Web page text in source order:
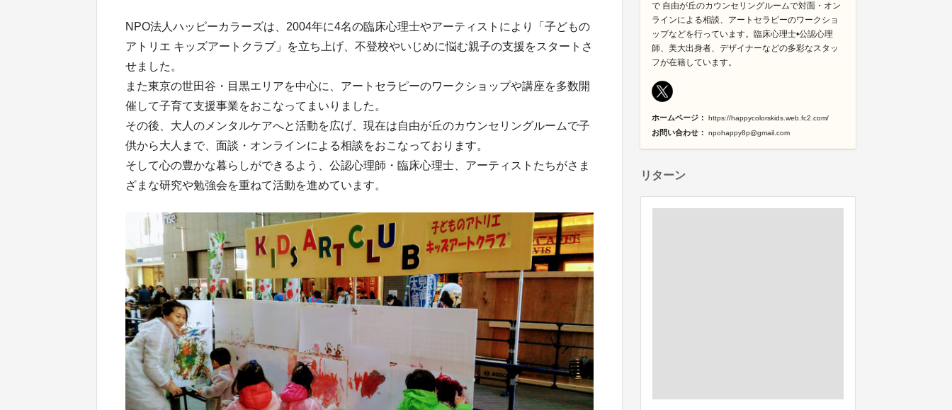
NPO法人ハッピーカラーズは、2004年に4名の臨床心理士やアーティストにより「子どもの
アトリエ キッズアートクラブ」を立ち上げ、不登校やいじめに悩む親子の支援をスタートさ
せました。
また東京の世田谷・目黒エリアを中心に、アートセラピーのワークショップや講座を多数開
催して子育て支援事業をおこなってまいりました。
その後、大人のメンタルケアへと活動を広げ、現在は自由が丘のカウンセリングルームで子
供から大人まで、面談・オンラインによる相談をおこなっております。
そして心の豊かな暮らしができるよう、公認心理師・臨床心理士、アーティストたちがさま
ざまな研究や勉強会を重ねて活動を進めています。
で 自由が丘のカウンセリングルームで対面・オン
ラインによる相談、アートセラピーのワークショ
ップなどを行っています。臨床心理士•公認心理
師、美大出身者、デザイナーなどの多彩なスタッ
フが在籍しています。
ホームページ： https://happycolorskids.web.fc2.com/
お問い合わせ： npohappy8p@gmail.com
リターン